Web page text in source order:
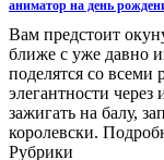
аниматор на день
Вам предстоит
ближе с уже давно
поделятся со всеми
элегантности
зажигать на балу,
королевски.
Рубрики